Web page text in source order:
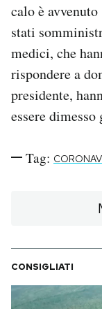
calo è
stati
medici, che
rispondere a
presidente,
essere
Tag:
CONSIGLIATI